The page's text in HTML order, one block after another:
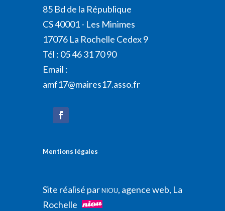
85 Bd de la République
CS 40001 - Les Minimes
17076 La Rochelle Cedex 9
Tél : 05 46 31 70 90
Email :
amf17@maires17.asso.fr
Mentions légales
Site réalisé parNIOU, agence web, La
Rochelle